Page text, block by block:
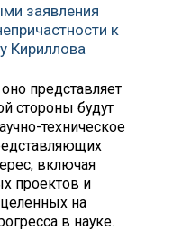
заявления
к
Кириллова
представляет
стороны будут
техническое
включая
проектов и
на
в науке.